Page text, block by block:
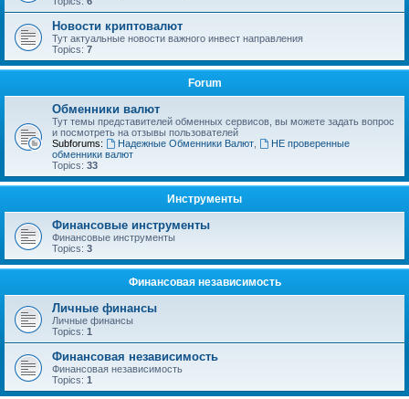
Новости криптовалют
Тут актуальные новости важного инвест направления
Topics: 7
Forum
Обменники валют
Тут темы представителей обменных сервисов, вы можете задать вопрос
и посмотреть на отзывы пользователей
Subforums:
Надежные Обменники Валют,
НЕ проверенные
обменники валют
Topics: 33
Инструменты
Финансовые инструменты
Финансовые инструменты
Topics: 3
Финансовая независимость
Личные финансы
Личные финансы
Topics: 1
Финансовая независимость
Финансовая независимость
Topics: 1